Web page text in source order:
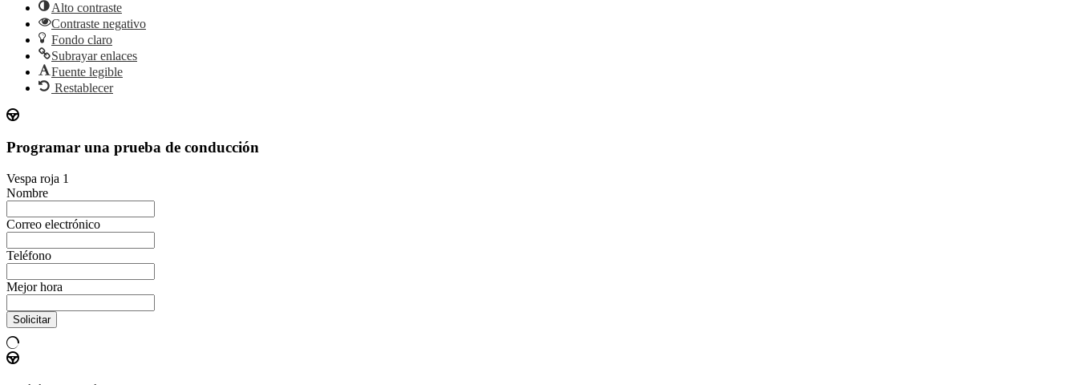
Alto contraste
Contraste negativo
Fondo claro
Subrayar enlaces
Fuente legible
Restablecer
Programar una prueba de conducción
Vespa roja 1
Nombre
Correo electrónico
Teléfono
Mejor hora
Solicitar